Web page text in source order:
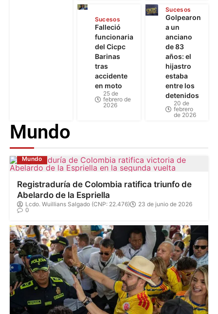
Sucesos
Falleció
funcionaria
del Cicpc
Barinas
tras
accidente
en moto
25 de
febrero de
2026
Sucesos
Golpearon
a un
anciano
de 83
años: el
hijastro
estaba
entre los
detenidos
20 de
febrero
de 2026
Mundo
Mundo
Registraduría de Colombia ratifica triunfo de
Abelardo de la Espriella
Lcdo. Wuillians Salgado (CNP: 22.476)
23 de junio de 2026
0